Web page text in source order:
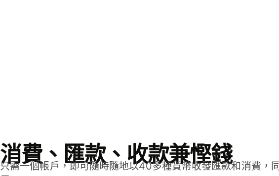
消費、匯款、收款兼慳錢
只需一個帳戶，即可隨時隨地以40多種貨幣收發匯款和消費，